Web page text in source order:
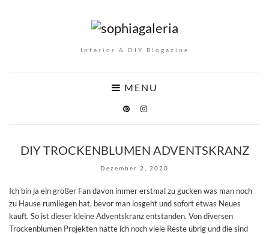
Interior & DIY Blogazine
MENU
DIY TROCKENBLUMEN ADVENTSKRANZ
Dezember 2, 2020
Ich bin ja ein großer Fan davon immer erstmal zu gucken was man noch
zu Hause rumliegen hat, bevor man losgeht und sofort etwas Neues
kauft. So ist dieser kleine Adventskranz entstanden. Von diversen
Trockenblumen Projekten hatte ich noch viele Reste übrig und die sind